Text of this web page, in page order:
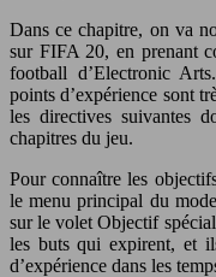
Dans ce chapitre, on va
sur FIFA 20, en prenant
football d’Electronic
points d’expérience sont
les directives suivantes
chapitres du jeu.
Pour connaître les
le menu principal du
sur le volet Objectif
les buts qui expirent, et
d’expérience dans les